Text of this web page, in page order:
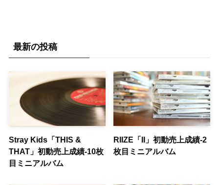
最新の投稿
Stray Kids「THIS &
THAT」初動売上成績-10枚
目ミニアルバム
RIIZE「II」初動売上成績-2
枚目ミニアルバム